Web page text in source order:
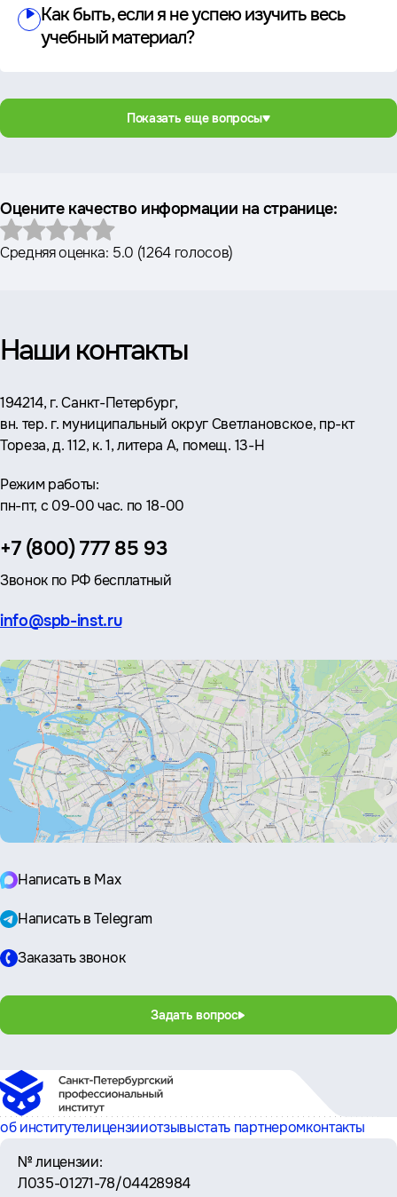
Как быть, если я не успею изучить весь
учебный материал?
Показать еще вопросы
Оцените качество информации на странице:
Средняя оценка: 5.0 (1264 голосов)
Наши контакты
Адрес:
194214, г. Санкт-Петербург,
вн. тер. г. муниципальный округ Светлановское, пр-кт
Тореза, д. 112, к. 1, литера А, помещ. 13-Н
Режим работы:
пн-пт, с 09-00 час. по 18-00
Телефон:
+7 (800) 777 85 93
Звонок по РФ бесплатный
Эл.
info@spb-inst.ru
Написать в Max
Написать в Telegram
Заказать звонок
Задать вопрос
об институтелицензииотзывыстать партнеромконтакты
№ лицензии:
Л035-01271-78/04428984